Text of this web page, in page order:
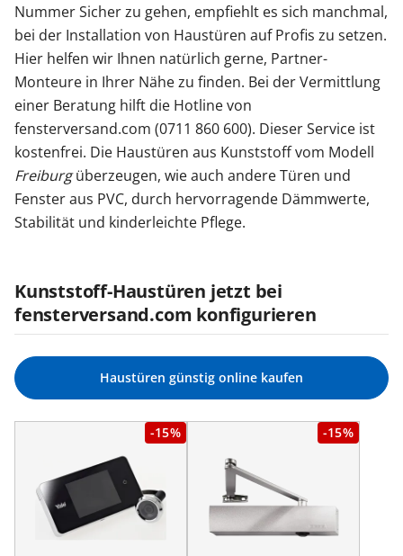
Nummer Sicher zu gehen, empfiehlt es sich manchmal,
bei der Installation von Haustüren auf Profis zu setzen.
Hier helfen wir Ihnen natürlich gerne, Partner-
Monteure in Ihrer Nähe zu finden. Bei der Vermittlung
einer Beratung hilft die Hotline von
fensterversand.com (0711 860 600). Dieser Service ist
kostenfrei. Die Haustüren aus Kunststoff vom Modell
Freiburgüberzeugen, wie auch andere Türen und
Fenster aus PVC, durch hervorragende Dämmwerte,
Stabilität und kinderleichte Pflege.
Kunststoff-Haustüren jetzt bei
fensterversand.com konfigurieren
Haustüren günstig online kaufen
-15% -15%